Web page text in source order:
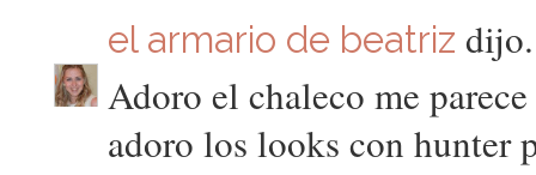
el armario de beatriz
Adoro el chaleco me
adoro los looks con hunter